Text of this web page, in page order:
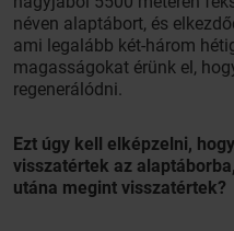
néven alaptábort, és
ami legalább két-három
magasságokat érünk el,
regenerálódni.
Ezt úgy kell elképzelni,
visszatértek az
utána megint visszatértek?